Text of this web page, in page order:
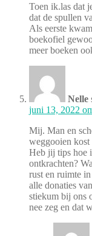
Toen ik.las dat
dat de spullen
Als eerste
boekofiel
meer boeken
Nelle
juni 13, 2022
Mij. Man en
weggooien kost
Heb jij tips hoe
ontkrachten?
rust en ruimte
alle donaties
stiekum bij ons
nee zeg en dat